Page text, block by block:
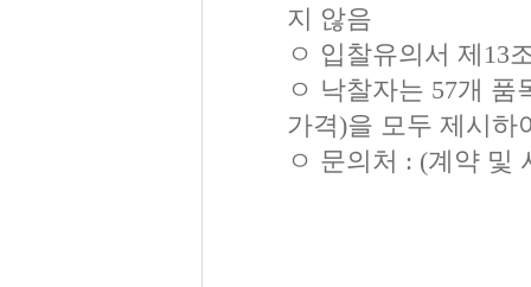
지 않음
ㅇ 입찰유의서 제13
ㅇ 낙찰자는 57개
가격)을 모두 제시하
ㅇ 문의처 : (계약 및